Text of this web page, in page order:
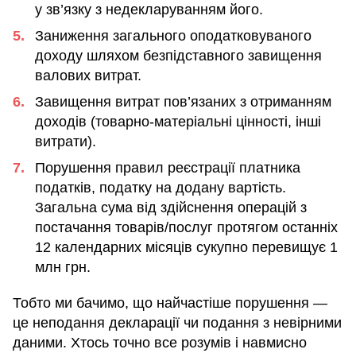
у зв’язку з недекларуванням його.
Заниження загального оподатковуваного
доходу шляхом безпідставного завищення
валових витрат.
Завищення витрат пов’язаних з отриманням
доходів (товарно-матеріальні цінності, інші
витрати).
Порушення правил реєстрації платника
податків, податку на додану вартість.
Загальна сума від здійснення операцій з
постачання товарів/послуг протягом останніх
12 календарних місяців сукупно перевищує 1
млн грн.
Тобто ми бачимо, що найчастіше порушення —
це неподання декларації чи подання з невірними
даними. Хтось точно все розумів і навмисно